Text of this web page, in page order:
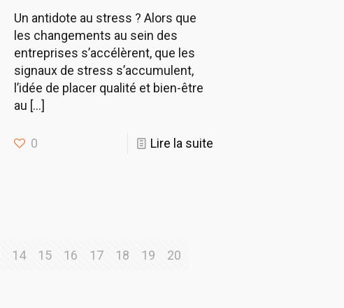
Un antidote au stress ? Alors que
les changements au sein des
entreprises s’accélèrent, que les
signaux de stress s’accumulent,
l’idée de placer qualité et bien-être
au […]
0 Lire la suite
14 15 16 17 18 19 20